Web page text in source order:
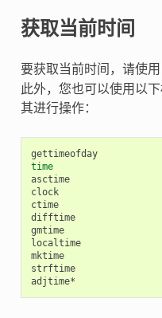
获取当前时间
要获取当前时间，请使用
此外，您也可以使用以
其进行操作：
gettimeofday
time
asctime
clock
ctime
difftime
gmtime
localtime
mktime
strftime